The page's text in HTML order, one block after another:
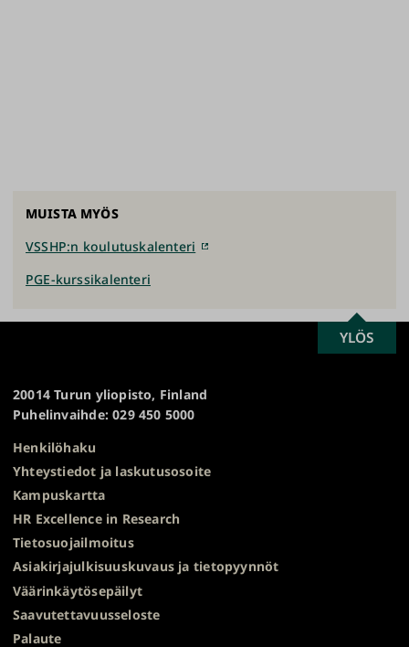
MUISTA MYÖS
VSSHP:n koulutuskalenteri
PGE-kurssikalenteri
20014 Turun yliopisto, Finland
Puhelinvaihde: 029 450 5000
Henkilöhaku
Yhteystiedot ja laskutusosoite
Kampuskartta
HR Excellence in Research
Tietosuojailmoitus
Asiakirjajulkisuuskuvaus ja tietopyynnöt
Väärinkäytösepäilyt
Saavutettavuusseloste
Palaute
SCROLL
TO
YLÖS